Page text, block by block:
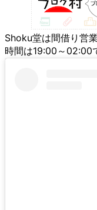
Shoku堂は間借り営
時間は19:00～02:00